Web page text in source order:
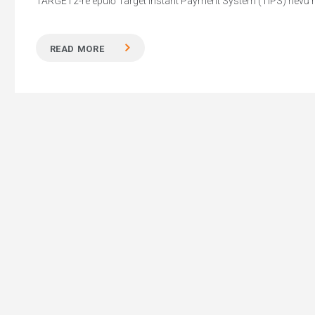
READ MORE